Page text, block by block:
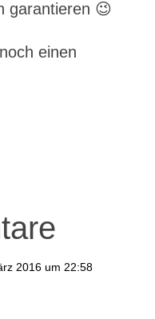
garantieren 😉
einen
2016 um 22:58